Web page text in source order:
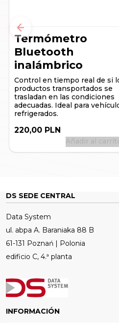
consultarse a través del
convencional.
Anterior
Termómetro
Bluetooth
inalámbrico
Control en tiempo real de si
productos transportados se
trasladan en las condiciones
adecuadas. Ideal para
refrigerados.
220,00 PLN
Añadir al carrito
DS SEDE CENTRAL
Data System
ul. abpa A. Baraniaka 88 B
61-131 Poznań | Polonia
edificio C, 4.ª planta
INFORMACIÓN